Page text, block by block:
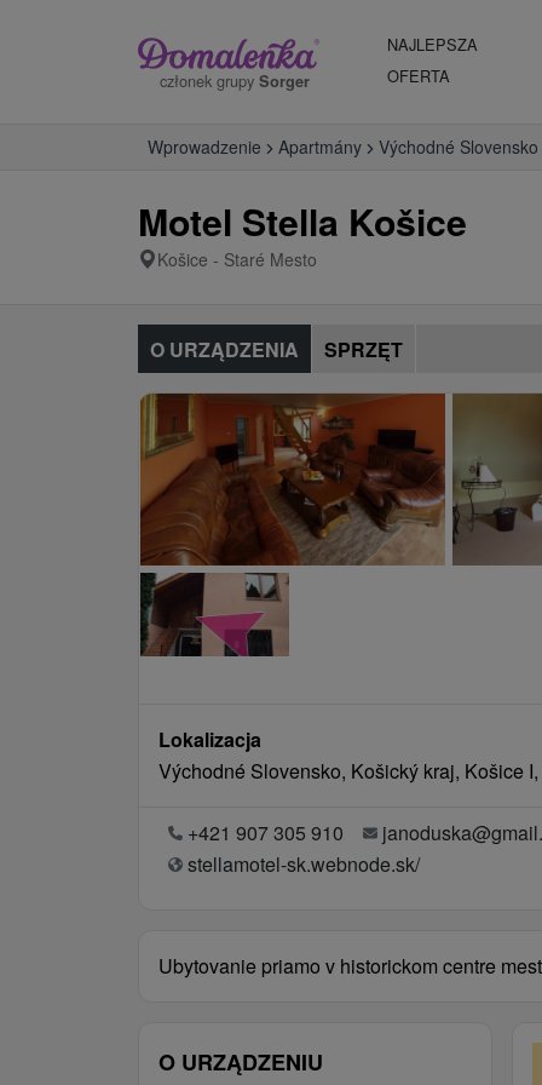
członek grupy Sorger
NAJLEPSZA
OFERTA
Wprowadzenie Apartmány Východné Slovensko
Motel Stella Košice
Košice - Staré Mesto
O URZĄDZENIA SPRZĘT
Lokalizacja
Východné Slovensko, Košický kraj, Košice
+421 907 305 910
stellamotel-sk.webnode.sk/
Ubytovanie priamo v historickom centre
O URZĄDZENIU